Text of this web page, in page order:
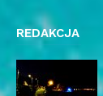
REDAKCJA